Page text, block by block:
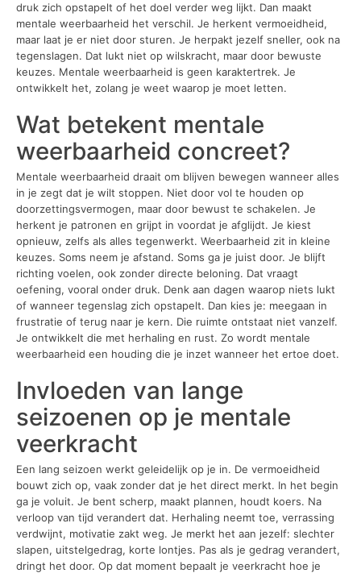
druk zich opstapelt of het doel verder weg lijkt. Dan maakt
mentale weerbaarheid het verschil. Je herkent vermoeidheid,
maar laat je er niet door sturen. Je herpakt jezelf sneller, ook na
tegenslagen. Dat lukt niet op wilskracht, maar door bewuste
keuzes. Mentale weerbaarheid is geen karaktertrek. Je
ontwikkelt het, zolang je weet waarop je moet letten.
Wat betekent mentale
weerbaarheid concreet?
Mentale weerbaarheid draait om blijven bewegen wanneer alles
in je zegt dat je wilt stoppen. Niet door vol te houden op
doorzettingsvermogen, maar door bewust te schakelen. Je
herkent je patronen en grijpt in voordat je afglijdt. Je kiest
opnieuw, zelfs als alles tegenwerkt. Weerbaarheid zit in kleine
keuzes. Soms neem je afstand. Soms ga je juist door. Je blijft
richting voelen, ook zonder directe beloning. Dat vraagt
oefening, vooral onder druk. Denk aan dagen waarop niets lukt
of wanneer tegenslag zich opstapelt. Dan kies je: meegaan in
frustratie of terug naar je kern. Die ruimte ontstaat niet vanzelf.
Je ontwikkelt die met herhaling en rust. Zo wordt mentale
weerbaarheid een houding die je inzet wanneer het ertoe doet.
Invloeden van lange
seizoenen op je mentale
veerkracht
Een lang seizoen werkt geleidelijk op je in. De vermoeidheid
bouwt zich op, vaak zonder dat je het direct merkt. In het begin
ga je voluit. Je bent scherp, maakt plannen, houdt koers. Na
verloop van tijd verandert dat. Herhaling neemt toe, verrassing
verdwijnt, motivatie zakt weg. Je merkt het aan jezelf: slechter
slapen, uitstelgedrag, korte lontjes. Pas als je gedrag verandert,
dringt het door. Op dat moment bepaalt je veerkracht hoe je